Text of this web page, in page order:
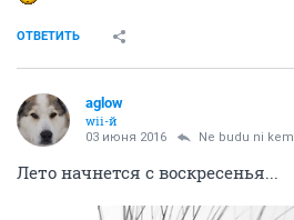
ОТВЕТИТЬ
aglow
wii-й
03 июня 2016 Ne budu ni kem
Лето начнется с воскресенья...